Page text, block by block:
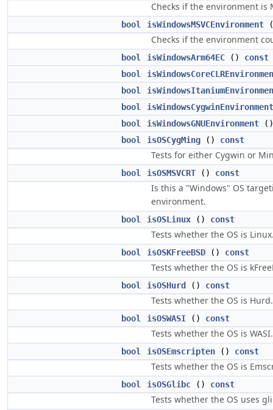
Checks if the environment is
bool isWindowsMSVCEnvironment
Checks if the environment
bool isWindowsArm64EC () const
bool
bool
bool
isWindowsCygwinEnvironment
bool
isWindowsGNUEnvironment
bool
isOSCygMing () const
Tests for either Cygwin or
bool isOSMSVCRT () const
Is this a "Windows" OS
environment.
bool isOSLinux () const
Tests whether the OS is
bool isOSKFreeBSD () const
Tests whether the OS is
bool isOSHurd () const
Tests whether the OS is Hurd.
bool isOSWASI () const
Tests whether the OS is WASI.
bool isOSEmscripten () const
Tests whether the OS is
bool isOSGlibc () const
Tests whether the OS uses